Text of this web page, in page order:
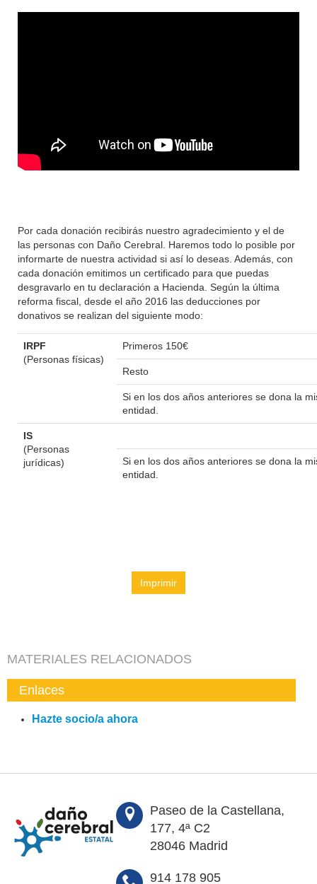
Por cada donación recibirás nuestro agradecimiento y el de
las personas con Daño Cerebral. Haremos todo lo posible por
informarte de nuestra actividad si así lo deseas. Además, con
cada donación emitimos un certificado para que puedas
desgravarlo en tu declaración a Hacienda. Según la última
reforma fiscal, desde el año 2016 las deducciones por
donativos se realizan del siguiente modo:
IRPF
(Personas físicas)
Primeros 150€
Resto
Si en los dos años anteriores se dona la
entidad.
IS
(Personas
jurídicas)
Si en los dos años anteriores se dona la
entidad.
Imprimir
MATERIALES RELACIONADOS
Enlaces
Hazte socio/a ahora
Paseo de la Castellana,
177, 4ª C2
28046 Madrid
914 178 905